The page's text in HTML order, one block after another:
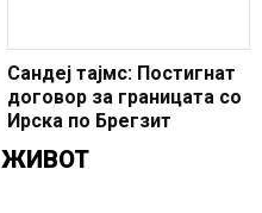
Сандеј тајмс: Постигнат
договор за границата со
Ирска по Брегзит
ЖИВОТ